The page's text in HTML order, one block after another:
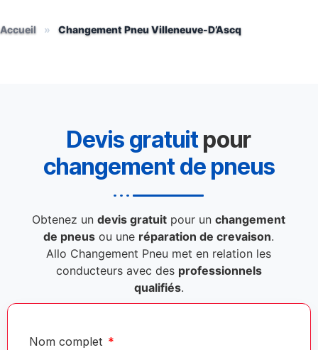
Accueil » Changement Pneu Villeneuve-D’Ascq
Devis gratuitpour
changement de pneus
Obtenez undevis gratuit pour unchangement
de pneus ou une réparation de crevaison.
Allo Changement Pneu met en relation les
conducteurs avec des professionnels
qualifiés.
Nom complet